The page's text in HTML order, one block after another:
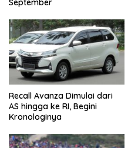
September
Recall Avanza Dimulai dari
AS hingga ke RI, Begini
Kronologinya